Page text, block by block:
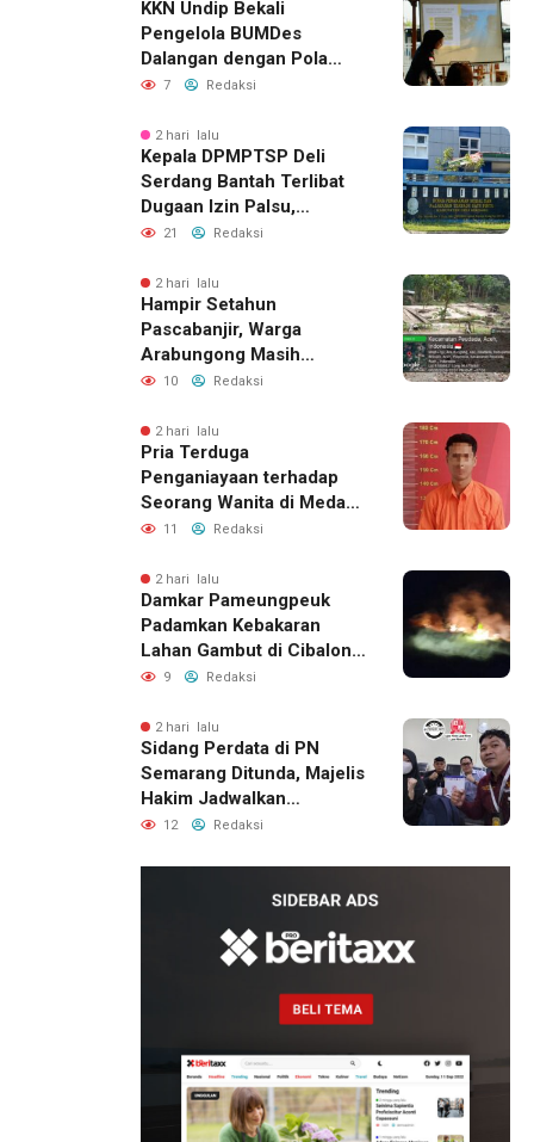
KKN Undip Bekali
Pengelola BUMDes
Dalangan dengan Pola
Pikir Inovatif
7 Redaksi
2 hari lalu
Kepala DPMPTSP Deli
Serdang Bantah Terlibat
Dugaan Izin Palsu,
Tegaskan Proses
Jalur Resmi
21 Redaksi
2 hari lalu
Hampir Setahun
Pascabanjir, Warga
Arabungong Masih
Menunggu Bantuan
10 Redaksi
2 hari lalu
Pria Terduga
Penganiayaan terhadap
Seorang Wanita di Medan
Ditangkap Polisi
11 Redaksi
2 hari lalu
Damkar Pameungpeuk
Padamkan Kebakaran
Lahan Gambut di Cibalong,
Permukiman Warga
9 Redaksi
2 hari lalu
Sidang Perdata di PN
Semarang Ditunda, Majelis
Hakim Jadwalkan
Pemanggilan Ulang BPR
12 Redaksi
1 hari lalu
Pemilik
Royal
Phone